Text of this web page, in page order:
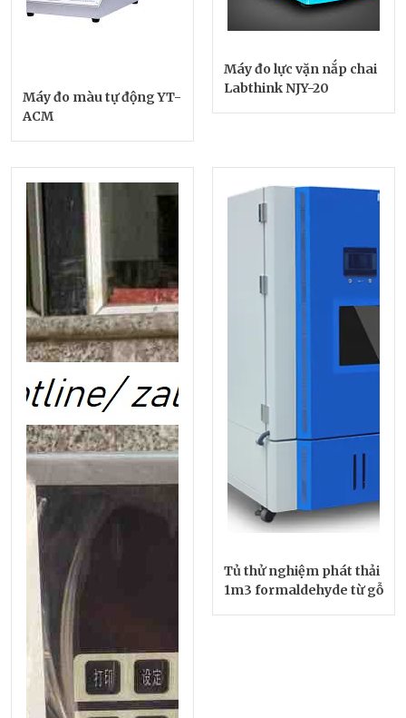
Máy đo màu tự động YT-
ACM
Máy đo lực vặn nắp chai
Labthink NJY-20
Tủ thử nghiệm phát thải
1m3 formaldehyde từ gỗ